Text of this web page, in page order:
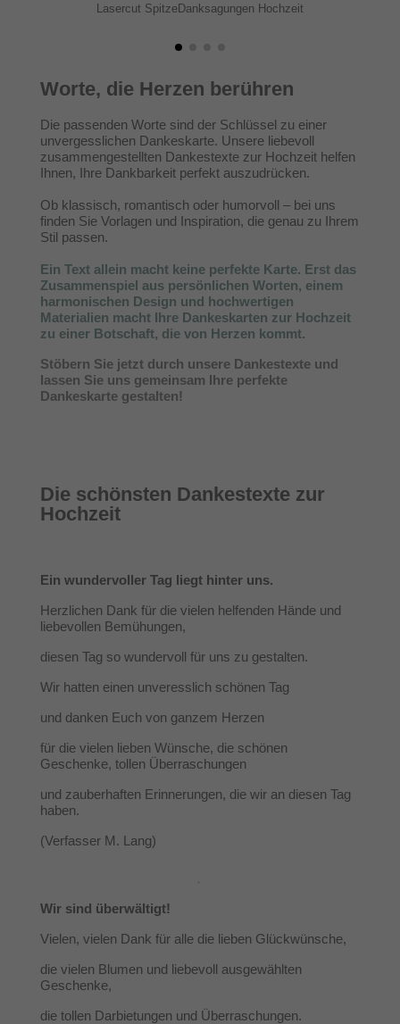
Lasercut SpitzeDanksagungen Hochzeit
Worte, die Herzen berühren
Die passenden Worte sind der Schlüssel zu einer
unvergesslichen Dankeskarte. Unsere liebevoll
zusammengestellten Dankestexte zur Hochzeit helfen
Ihnen, Ihre Dankbarkeit perfekt auszudrücken.
Ob klassisch, romantisch oder humorvoll – bei uns
finden Sie Vorlagen und Inspiration, die genau zu Ihrem
Stil passen.
Ein Text allein macht keine perfekte Karte. Erst das
Zusammenspiel aus persönlichen Worten, einem
harmonischen Design und hochwertigen
Materialien macht Ihre Dankeskarten zur Hochzeit
zu einer Botschaft, die von Herzen kommt.
Stöbern Sie jetzt durch unsere Dankestexte und
lassen Sie uns gemeinsam Ihre perfekte
Dankeskarte gestalten!
Die schönsten Dankestexte zur
Hochzeit
Ein wundervoller Tag liegt hinter uns.
Herzlichen Dank für die vielen helfenden Hände und
liebevollen Bemühungen,
diesen Tag so wundervoll für uns zu gestalten.
Wir hatten einen unveresslich schönen Tag
und danken Euch von ganzem Herzen
für die vielen lieben Wünsche, die schönen
Geschenke, tollen Überraschungen
und zauberhaften Erinnerungen, die wir an diesen Tag
haben.
(Verfasser M. Lang)
Wir sind überwältigt!
Vielen, vielen Dank für alle die lieben Glückwünsche,
die vielen Blumen und liebevoll ausgewählten
Geschenke,
die tollen Darbietungen und Überraschungen.